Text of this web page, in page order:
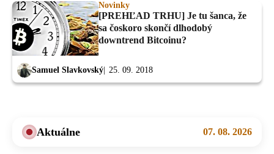
Novinky
[PREHĽAD TRHU] Je tu šanca, že
sa čoskoro skončí dlhodobý
downtrend Bitcoinu?
Samuel Slavkovský 25. 09. 2018
Aktuálne 07. 08. 2026